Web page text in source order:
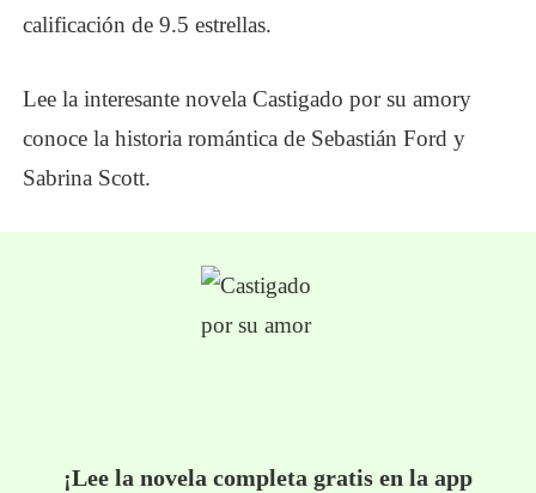
calificación de 9.5 estrellas.
Lee la interesante novela Castigado por suamory
conoce la historia romántica de Sebastián Ford y
Sabrina Scott.
¡Lee la novela completa gratis en la app